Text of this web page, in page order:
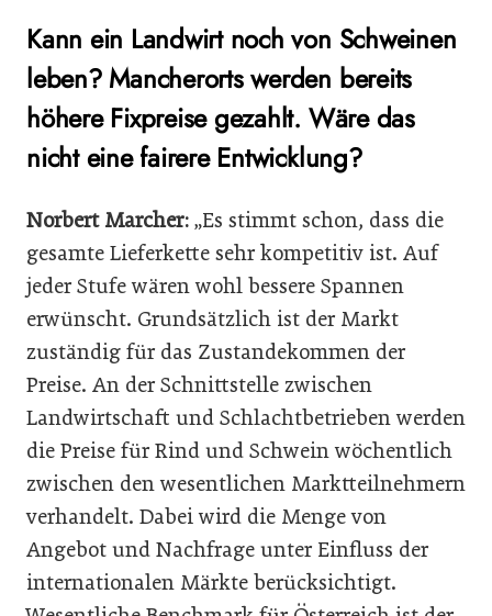
Kann ein Landwirt noch von Schweinen
leben? Mancherorts werden bereits
höhere Fixpreise gezahlt. Wäre das
nicht eine fairere Entwicklung?
Norbert Marcher: „Es stimmt schon, dass die
gesamte Lieferkette sehr kompetitiv ist. Auf
jeder Stufe wären wohl bessere Spannen
erwünscht. Grundsätzlich ist der Markt
zuständig für das Zustandekommen der
Preise. An der Schnittstelle zwischen
Landwirtschaft und Schlachtbetrieben werden
die Preise für Rind und Schwein wöchentlich
zwischen den wesentlichen Marktteilnehmern
verhandelt. Dabei wird die Menge von
Angebot und Nachfrage unter Einfluss der
internationalen Märkte berücksichtigt.